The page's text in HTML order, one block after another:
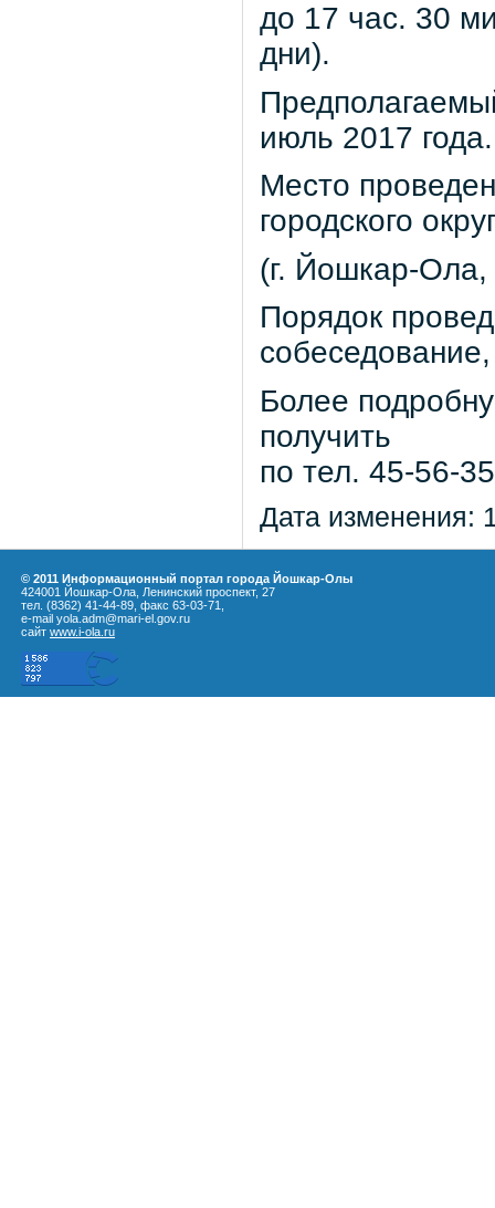
до 17 час. 30
дни).
июль 2017 года.
Место
городского
(г. Йошкар-Ола,
Порядок
Более
получить
по тел. 45-56-
Дата изменения:
© 2011 Информационный портал города Йошкар-Олы
424001 Йошкар-Ола, Ленинский проспект, 27
тел. (8362) 41-44-89, факс 63-03-71,
e-mail yola.adm@mari-el.gov.ru
сайт www.i-ola.ru